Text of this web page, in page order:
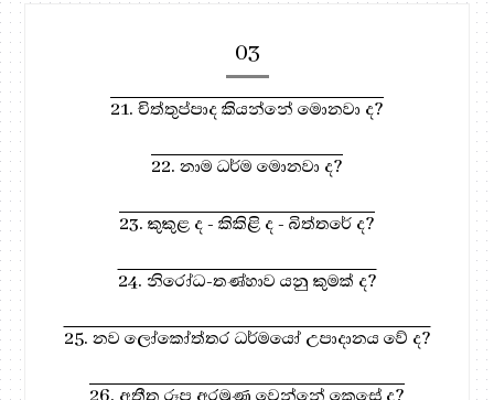
03
21. චිත්තුප්පාද කියන්නේ මොනවා ද?
22. නාම ධර්ම මොනවා ද?
23. කුකුළ ද - කිකිළි ද - බිත්තරේ ද?
24. නිරෝධ-තණ්හාව යනු කුමක් ද?
25. නව ලෝකෝත්තර ධර්මයෝ උපාදානය වේ ද?